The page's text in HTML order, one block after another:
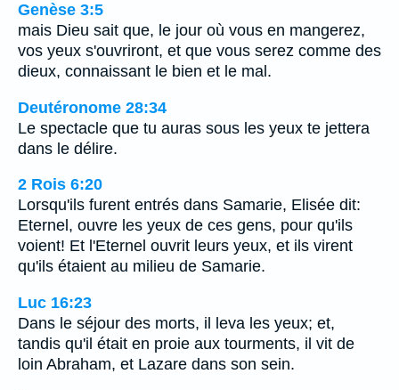
Genèse 3:5
mais Dieu sait que, le jour où vous en mangerez,
vos yeux s'ouvriront, et que vous serez comme des
dieux, connaissant le bien et le mal.
Deutéronome 28:34
Le spectacle que tu auras sous les yeux te jettera
dans le délire.
2 Rois 6:20
Lorsqu'ils furent entrés dans Samarie, Elisée dit:
Eternel, ouvre les yeux de ces gens, pour qu'ils
voient! Et l'Eternel ouvrit leurs yeux, et ils virent
qu'ils étaient au milieu de Samarie.
Luc 16:23
Dans le séjour des morts, il leva les yeux; et,
tandis qu'il était en proie aux tourments, il vit de
loin Abraham, et Lazare dans son sein.